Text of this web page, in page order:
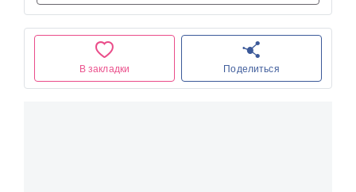
В закладки Поделиться